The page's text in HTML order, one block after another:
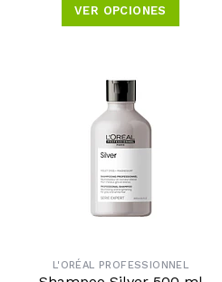
VER OPCIONES
L'ORÉAL PROFESSIONNEL